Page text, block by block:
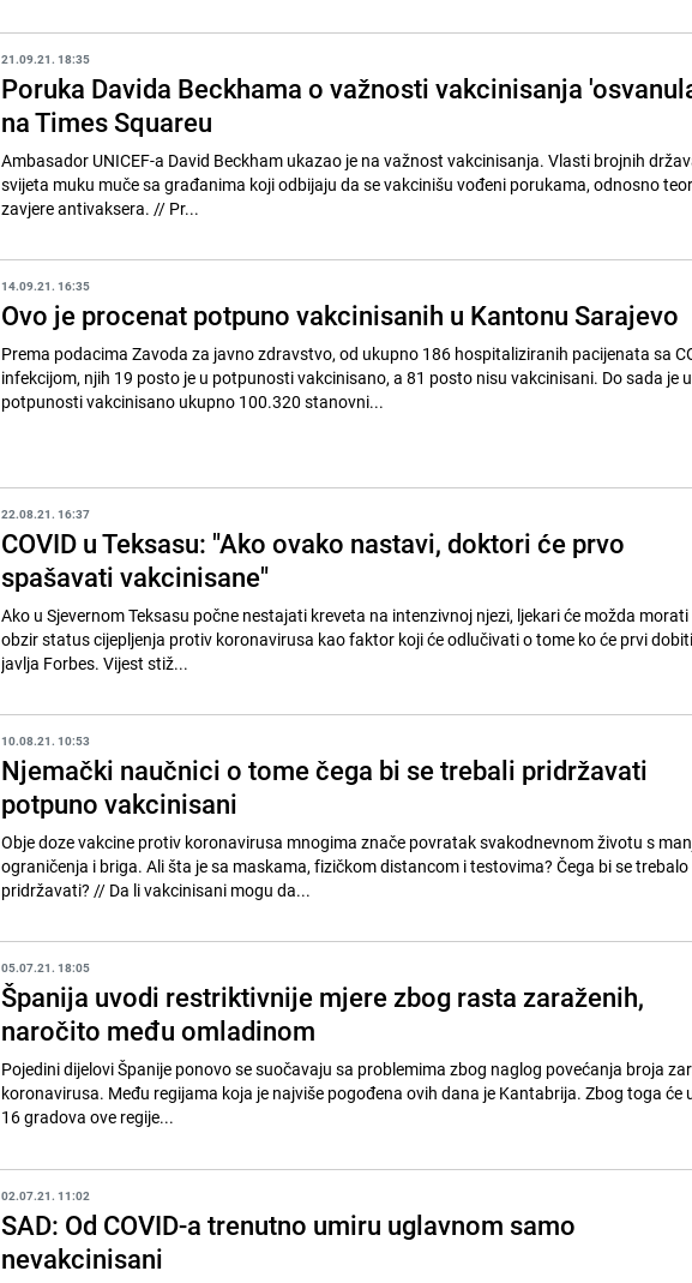
21.09.21. 18:35
Poruka Davida Beckhama o važnosti vakcinisanja
na Times Squareu
Ambasador UNICEF-a David Beckham ukazao je na važnost vakcinisanja. Vlasti brojnih
svijeta muku muče sa građanima koji odbijaju da se vakcinišu vođeni porukama, odnosno
zavjere antivaksera. // Pr...
14.09.21. 16:35
Ovo je procenat potpuno vakcinisanih u Kantonu Sarajevo
Prema podacima Zavoda za javno zdravstvo, od ukupno 186 hospitaliziranih pacijenata sa
infekcijom, njih 19 posto je u potpunosti vakcinisano, a 81 posto nisu vakcinisani. Do sada je u
potpunosti vakcinisano ukupno 100.320 stanovni...
22.08.21. 16:37
COVID u Teksasu: "Ako ovako nastavi, doktori će prvo
spašavati vakcinisane"
Ako u Sjevernom Teksasu počne nestajati kreveta na intenzivnoj njezi, ljekari će možda morati
obzir status cijepljenja protiv koronavirusa kao faktor koji će odlučivati o tome ko će prvi
javlja Forbes. Vijest stiž...
10.08.21. 10:53
Njemački naučnici o tome čega bi se trebali pridržavati
potpuno vakcinisani
Obje doze vakcine protiv koronavirusa mnogima znače povratak svakodnevnom životu s
ograničenja i briga. Ali šta je sa maskama, fizičkom distancom i testovima? Čega bi se trebalo
pridržavati? // Da li vakcinisani mogu da...
05.07.21. 18:05
Španija uvodi restriktivnije mjere zbog rasta zaraženih,
naročito među omladinom
Pojedini dijelovi Španije ponovo se suočavaju sa problemima zbog naglog povećanja broja
koronavirusa. Među regijama koja je najviše pogođena ovih dana je Kantabrija. Zbog toga će
16 gradova ove regije...
02.07.21. 11:02
SAD: Od COVID-a trenutno umiru uglavnom samo
nevakcinisani